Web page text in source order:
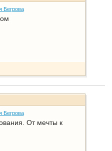
Бегрова
Бегрова
От мечты к